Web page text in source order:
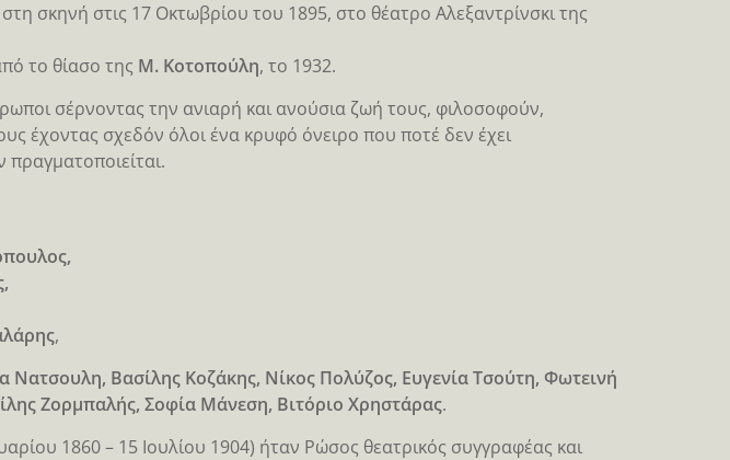
σκηνή στις 17 Οκτωβρίου του 1895, στο θέατρο Αλεξαντρίνσκι της
το θίασο της Μ. Κοτοπούλη, το 1932.
σέρνοντας την ανιαρή και ανούσια ζωή τους, φιλοσοφούν,
έχοντας σχεδόν όλοι ένα κρυφό όνειρο που ποτέ δεν έχει
πραγματοποιείται.
,
Νατσουλη, Βασίλης Κοζάκης, Νίκος Πολύζος, Ευγενία Τσούτη, Φωτεινή
Ζορμπαλής, Σοφία Μάνεση, Βιτόριο Χρηστάρας.
1860 – 15 Ιουλίου 1904) ήταν Ρώσος θεατρικός συγγραφέας και